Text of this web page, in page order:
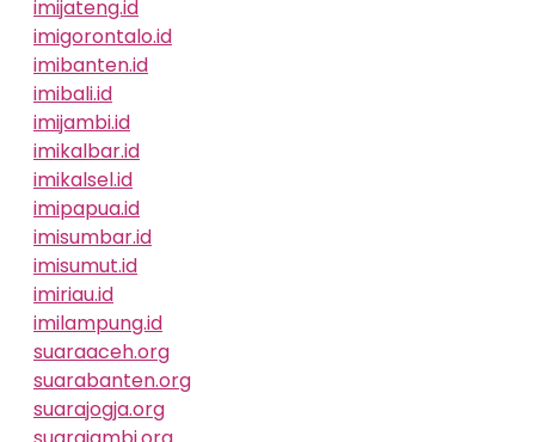
imijateng.id
imigorontalo.id
imibanten.id
imibali.id
imijambi.id
imikalbar.id
imikalsel.id
imipapua.id
imisumbar.id
imisumut.id
imiriau.id
imilampung.id
suaraaceh.org
suarabanten.org
suarajogja.org